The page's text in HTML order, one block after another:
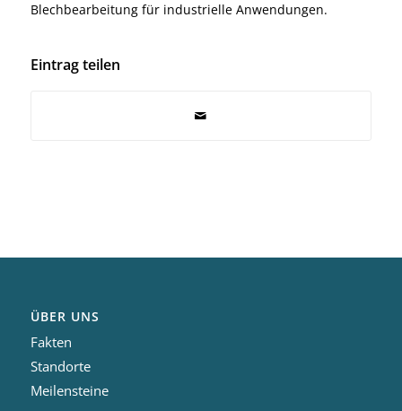
Blechbearbeitung für industrielle Anwendungen.
Eintrag teilen
ÜBER UNS
Fakten
Standorte
Meilensteine